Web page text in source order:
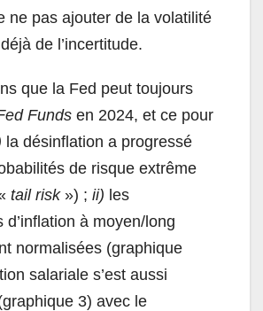
ne pas ajouter de la volatilité
de l’incertitude.
que la Fed peut toujours
Funds en 2024, et ce pour
la désinflation a progressé
de risque extrême
tail risk ») ; ii) les
d’inflation à moyen/long
normalisées (graphique
salariale s’est aussi
3) avec le